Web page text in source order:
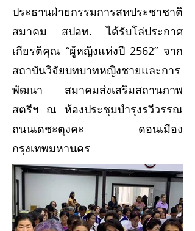
ประธานฝ่ายกรรมการสหประชาชาติ
สมาคม สปอท. ได้รับโล่ประกาศ
เกียรติคุณ “ผู้หญิงแห่งปี 2562” จาก
สถาบันวิจัยบทบาทหญิงชายและการ
พัฒนา สมาคมส่งเสริมสถานภาพ
สตรีฯ ณ ห้องประชุมบำรุงรวีวรรณ
ถนนเดชะตุงคะ ดอนเมือง
กรุงเทพมหานคร